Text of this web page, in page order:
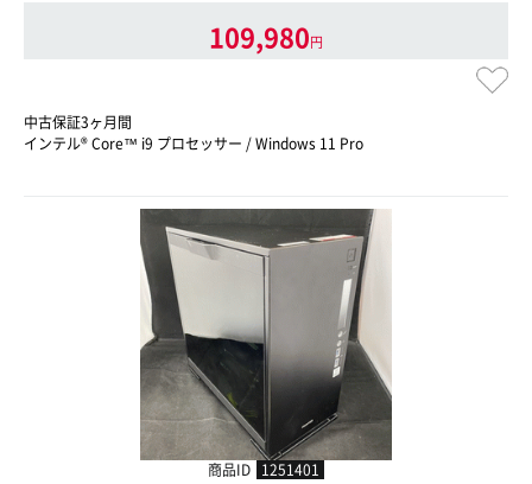
109,980円
中古保証3ヶ月間
インテル® Core™ i9 プロセッサー / Windows 11 Pro
商品ID 1251401